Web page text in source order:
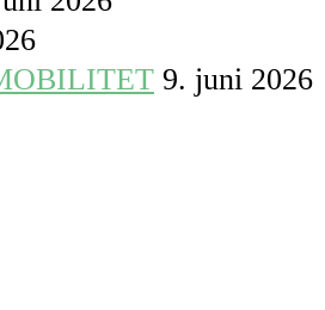
9. juni 2026